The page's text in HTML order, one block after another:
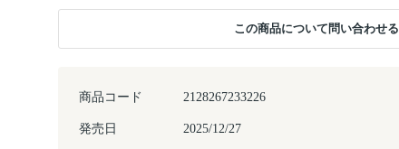
商品コード 2128267233226
発売日 2025/12/27
この商品について問い合わせる